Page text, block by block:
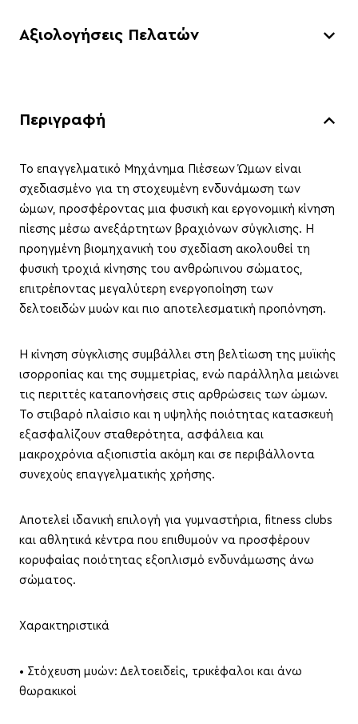
Αξιολογήσεις Πελατών
Περιγραφή
Το επαγγελματικό Μηχάνημα Πιέσεων Ώμων είναι
σχεδιασμένο για τη στοχευμένη ενδυνάμωση των
ώμων, προσφέροντας μια φυσική και εργονομική κίνηση
πίεσης μέσω ανεξάρτητων βραχιόνων σύγκλισης. Η
προηγμένη βιομηχανική του σχεδίαση ακολουθεί τη
φυσική τροχιά κίνησης του ανθρώπινου σώματος,
επιτρέποντας μεγαλύτερη ενεργοποίηση των
δελτοειδών μυών και πιο αποτελεσματική προπόνηση.
Η κίνηση σύγκλισης συμβάλλει στη βελτίωση της μυϊκής
ισορροπίας και της συμμετρίας, ενώ παράλληλα μειώνει
τις περιττές καταπονήσεις στις αρθρώσεις των ώμων.
Το στιβαρό πλαίσιο και η υψηλής ποιότητας κατασκευή
εξασφαλίζουν σταθερότητα, ασφάλεια και
μακροχρόνια αξιοπιστία ακόμη και σε περιβάλλοντα
συνεχούς επαγγελματικής χρήσης.
Αποτελεί ιδανική επιλογή για γυμναστήρια, fitness clubs
και αθλητικά κέντρα που επιθυμούν να προσφέρουν
κορυφαίας ποιότητας εξοπλισμό ενδυνάμωσης άνω
σώματος.
Χαρακτηριστικά
• Στόχευση μυών: Δελτοειδείς, τρικέφαλοι και άνω
θωρακικοί